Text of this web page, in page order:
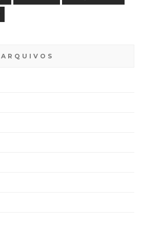
ARQUIVOS